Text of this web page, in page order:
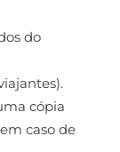
do
cópia
caso de